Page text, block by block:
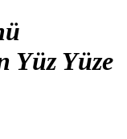
Yüz Yüze